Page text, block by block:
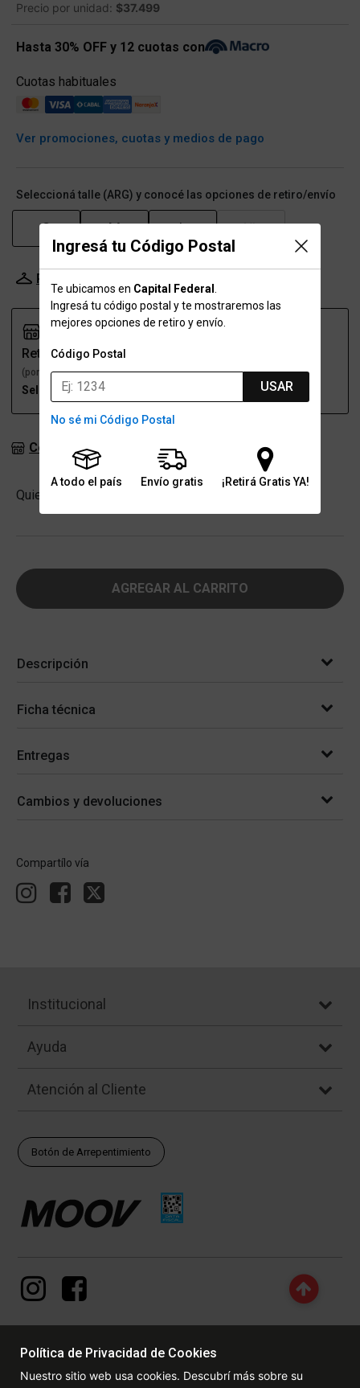
Ingresá tu Código Postal
Te ubicamos en Capital Federal
Ingresá tu código postal y te mostraremos las
mejores opciones de retiro y envío.
Código Postal
USAR
No sé mi Código Postal
A todo el país Envío gratis ¡Retirá Gratis YA!
Precio por unidad: $37.499
Hasta 30% OFF y 12 cuotas con
Cuotas habituales
Ver promociones, cuotas y medios de pago
Seleccioná talle (ARG) y conocé las opciones de retiro/envío
S M L XL
Probador Virtual
Retiro
(por una sucursal)
Seleccioná talle
(a domicilio)
Seleccioná talle
Consultar stock en sucursales
Quiero Cantidad
AGREGAR AL CARRITO
Descripción
Ficha técnica
Entregas
Cambios y devoluciones
Compartílo vía
Institucional
Ayuda
Atención al Cliente
Botón de Arrepentimiento
DERECHOS RESERVADOS. Las fotos contenidas en este site, el
Política de Privacidad de Cookies
Nuestro sitio web usa cookies. Descubrí más sobre su